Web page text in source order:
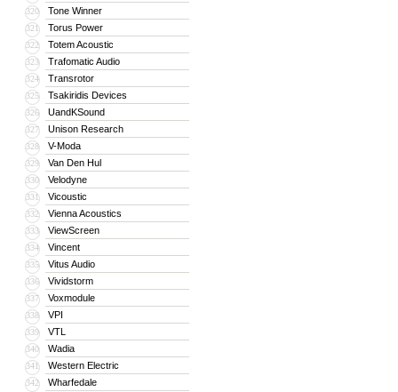
320 Tone Winner
321 Torus Power
322 Totem Acoustic
323 Trafomatic Audio
324 Transrotor
325 Tsakiridis Devices
326 UandKSound
327 Unison Research
328 V-Moda
329 Van Den Hul
330 Velodyne
331 Vicoustic
332 Vienna Acoustics
333 ViewScreen
334 Vincent
335 Vitus Audio
336 Vividstorm
337 Voxmodule
338 VPI
339 VTL
340 Wadia
341 Western Electric
342 Wharfedale